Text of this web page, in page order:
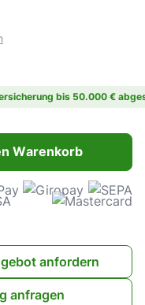
bis 50.000 €
den gewünschten
Warenkorb
anfordern
anfragen